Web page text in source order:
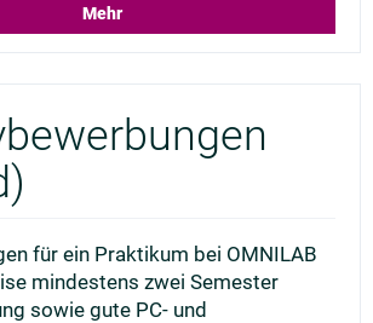
Mehr
für ein Praktikum bei OMNILAB
mindestens zwei Semester
sowie gute PC- und